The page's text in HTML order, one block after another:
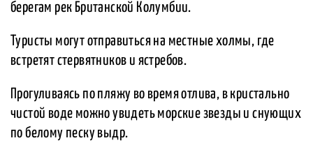
берегам рек Британской Колумбии.
Туристы могут отправиться на местные холмы, где
встретят стервятников и ястребов.
Прогуливаясь по пляжу во время отлива, в кристально
чистой воде можно увидеть морские звезды и снующих
по белому песку выдр.